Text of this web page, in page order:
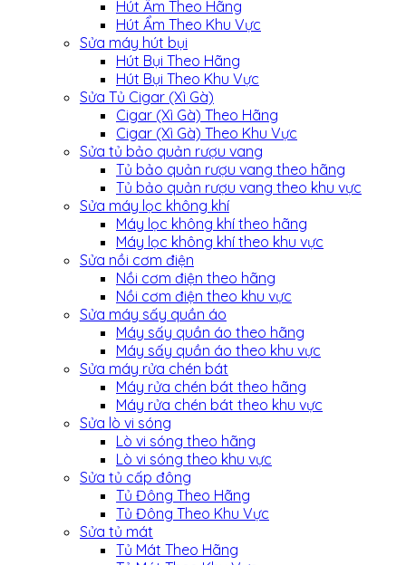
Hút Ẩm Theo Hãng
Hút Ẩm Theo Khu Vực
Sửa máy hút bụi
Hút Bụi Theo Hãng
Hút Bụi Theo Khu Vực
Sửa Tủ Cigar (Xì Gà)
Cigar (Xì Gà) Theo Hãng
Cigar (Xì Gà) Theo Khu Vực
Sửa tủ bảo quản rượu vang
Tủ bảo quản rượu vang theo hãng
Tủ bảo quản rượu vang theo khu vực
Sửa máy lọc không khí
Máy lọc không khí theo hãng
Máy lọc không khí theo khu vực
Sửa nồi cơm điện
Nồi cơm điện theo hãng
Nồi cơm điện theo khu vực
Sửa máy sấy quần áo
Máy sấy quần áo theo hãng
Máy sấy quần áo theo khu vực
Sửa máy rửa chén bát
Máy rửa chén bát theo hãng
Máy rửa chén bát theo khu vực
Sửa lò vi sóng
Lò vi sóng theo hãng
Lò vi sóng theo khu vực
Sửa tủ cấp đông
Tủ Đông Theo Hãng
Tủ Đông Theo Khu Vực
Sửa tủ mát
Tủ Mát Theo Hãng